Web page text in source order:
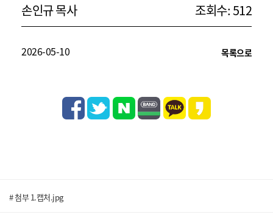
손인규 목사 조회수: 512
2026-05-10 목록으로
# 첨부 1.캡처.jpg